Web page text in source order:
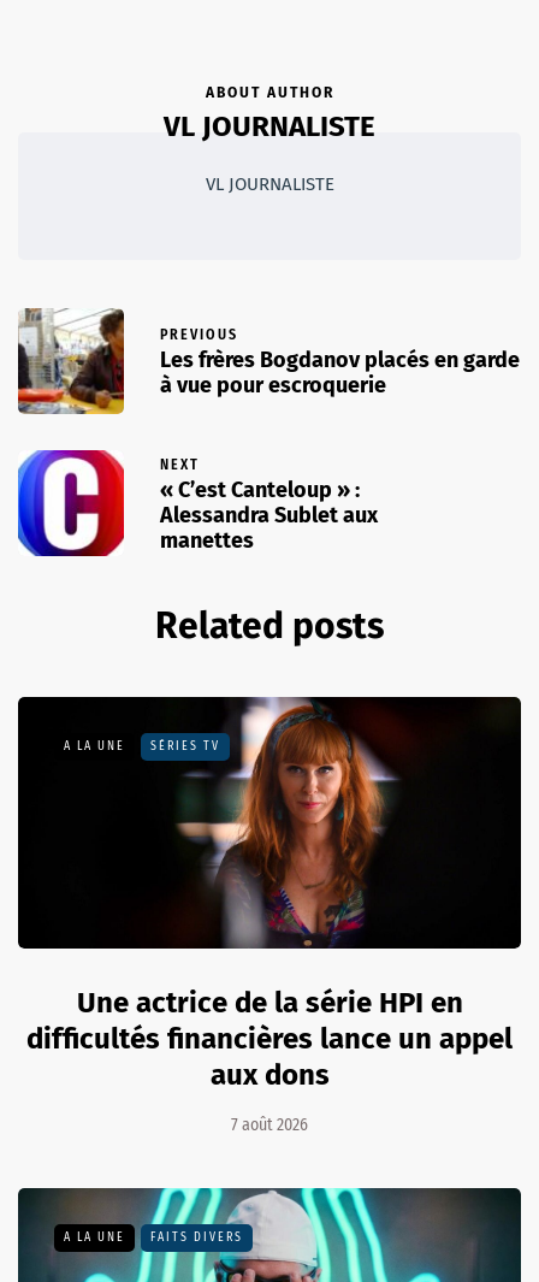
ABOUT AUTHOR
VL JOURNALISTE
VL JOURNALISTE
PREVIOUS
Les frères Bogdanov placés en garde
à vue pour escroquerie
NEXT
« C’est Canteloup » :
Alessandra Sublet aux
manettes
Related posts
A LA UNE SÉRIES TV
Une actrice de la série HPI en
difficultés financières lance un appel
aux dons
7 août 2026
A LA UNE FAITS DIVERS